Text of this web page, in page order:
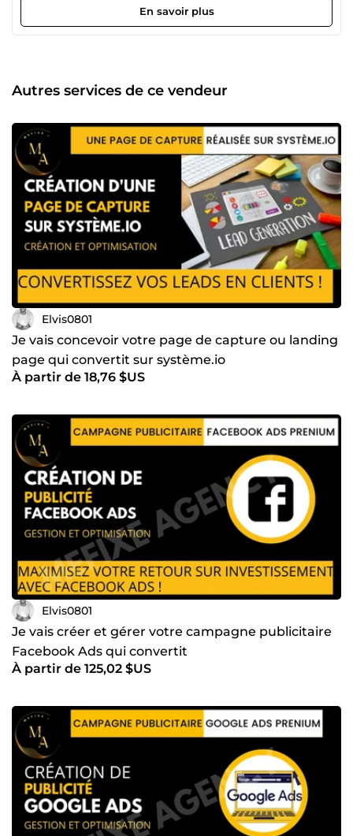
capables de transformer des prospects anonymes en
clients fidèles. Grâce à ma maîtrise des plateformes
investissement optimal. Mais mon talent ne se limite pas
à l'élaboration de publicités convaincantes. Je suis
des parcours clients fluides et efficaces, étape par étape,
afin d'augmenter les conversions et les ventes. Au-delà de
mes compétences techniques, j'ai développé un sens aigu
de l'écoute et de la compréhension des besoins
spécifiques de chaque client. Je m'engage pleinement
dans chaque projet, en offrant des solutions sur mesure,
adaptées à chaque entreprise et à ses objectifs uniques. Si
vous êtes à la recherche d'un partenaire de confiance, doté
d'une expertise pointue et d'une approche personnalisée,
je suis prêt à propulser votre entreprise vers de nouveaux
sommets. Contactez-moi dès maintenant pour découvrir
comment je peux contribuer à votre succès.
En savoir plus
Autres services de ce vendeur
Elvis0801
Je vais concevoir votre page de capture ou landing
page qui convertit sur système.io
À partir de 18,76 $US
Elvis0801
Je vais créer et gérer votre campagne publicitaire
Facebook Ads qui convertit
À partir de 125,02 $US